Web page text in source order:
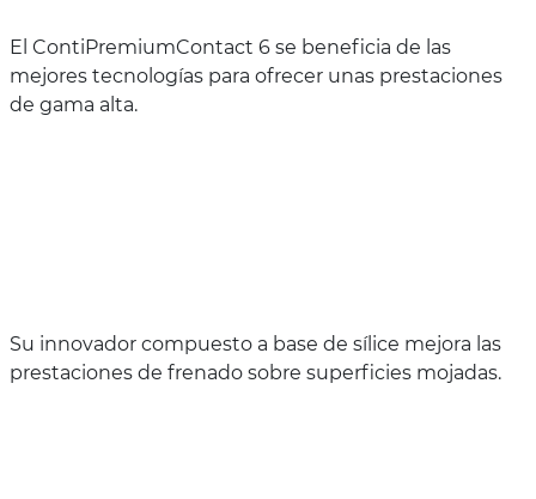
El ContiPremiumContact 6 se beneficia de las
mejores tecnologías para ofrecer unas prestaciones
de gama alta.
Su innovador compuesto a base de sílice mejora las
prestaciones de frenado sobre superficies mojadas.